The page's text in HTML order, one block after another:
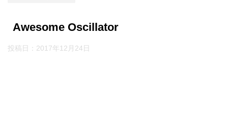
Awesome Oscillator
投稿日： 2017年12月24日